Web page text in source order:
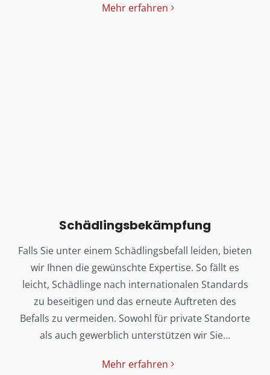
Mehr erfahren
Schädlingsbekämpfung
Falls Sie unter einem Schädlingsbefall leiden, bieten
wir Ihnen die gewünschte Expertise. So fällt es
leicht, Schädlinge nach internationalen Standards
zu beseitigen und das erneute Auftreten des
Befalls zu vermeiden. Sowohl für private Standorte
als auch gewerblich unterstützen wir Sie…
Mehr erfahren